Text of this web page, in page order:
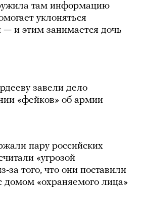
там информацию
уклоняться
— и этим занимается дочь
завели дело
«фейков» об армии
пару российских
«угрозой
за того, что они поставили
домом «охраняемого лица»